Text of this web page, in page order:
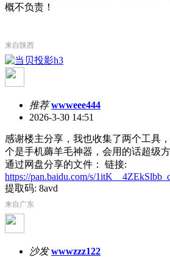
概不负责！
来自陕西
推荐wwweee444
2026-3-30 14:51
感谢楼主分享，我也收集了两个工具
个是手机薅羊毛神器，会用的话超级
通过网盘分享的文件： 链接:
https://pan.baidu.com/s/
提取码: 8avd
来自广东
沙发 wwwzzz122